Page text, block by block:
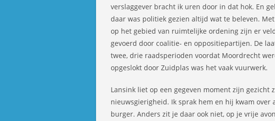
verslaggever bracht ik uren door in dat hok. En
daar was politiek gezien altijd wat te beleven.
op het gebied van ruimtelijke ordening zijn er
gevoerd door coalitie- en oppositiepartijen. De
twee, drie raadsperioden voordat Moordrecht
opgeslokt door Zuidplas was het vaak vuurwerk.
Lansink liet op een gegeven moment zijn gezicht
nieuwsgierigheid. Ik sprak hem en hij kwam over
burger. Anders zit je daar ook niet, op je vrije